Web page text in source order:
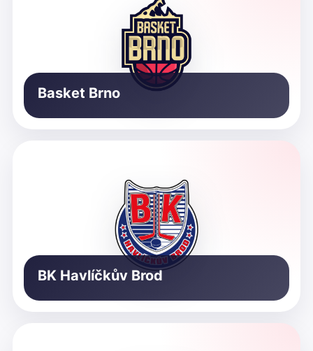
Basket Brno
BK Havlíčkův Brod